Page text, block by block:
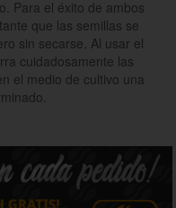
Para el éxito de ambos
que las semillas se
sin secarse. Al usar el
cuidadosamente las
el medio de cultivo una